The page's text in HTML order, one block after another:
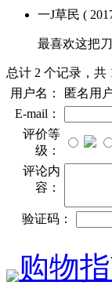
一J草民 (
最喜欢这把
总计 2 个记录，共
用户名：
匿名用
E-mail：
评价等
级：
评论内
容：
验证码：
购物